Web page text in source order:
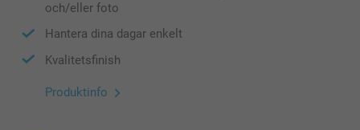
och/eller foto
Hantera dina dagar enkelt
Kvalitetsfinish
Produktinfo